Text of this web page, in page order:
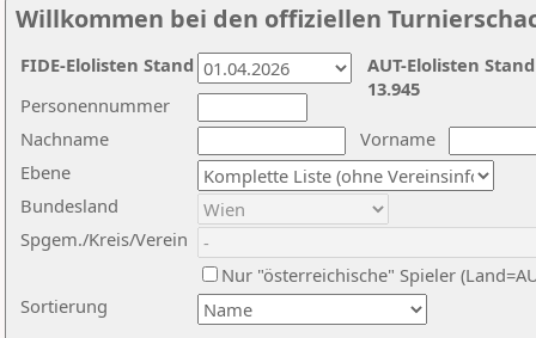
Willkommen bei den offiziellen
Nachname
Vorname
Ebene
Sortierung
Personennummer
Bundesland
Spgem./Kreis/Verein
Nur "österreichische" Spieler
AUT-Elolisten
13.945
FIDE-Elolisten Stand